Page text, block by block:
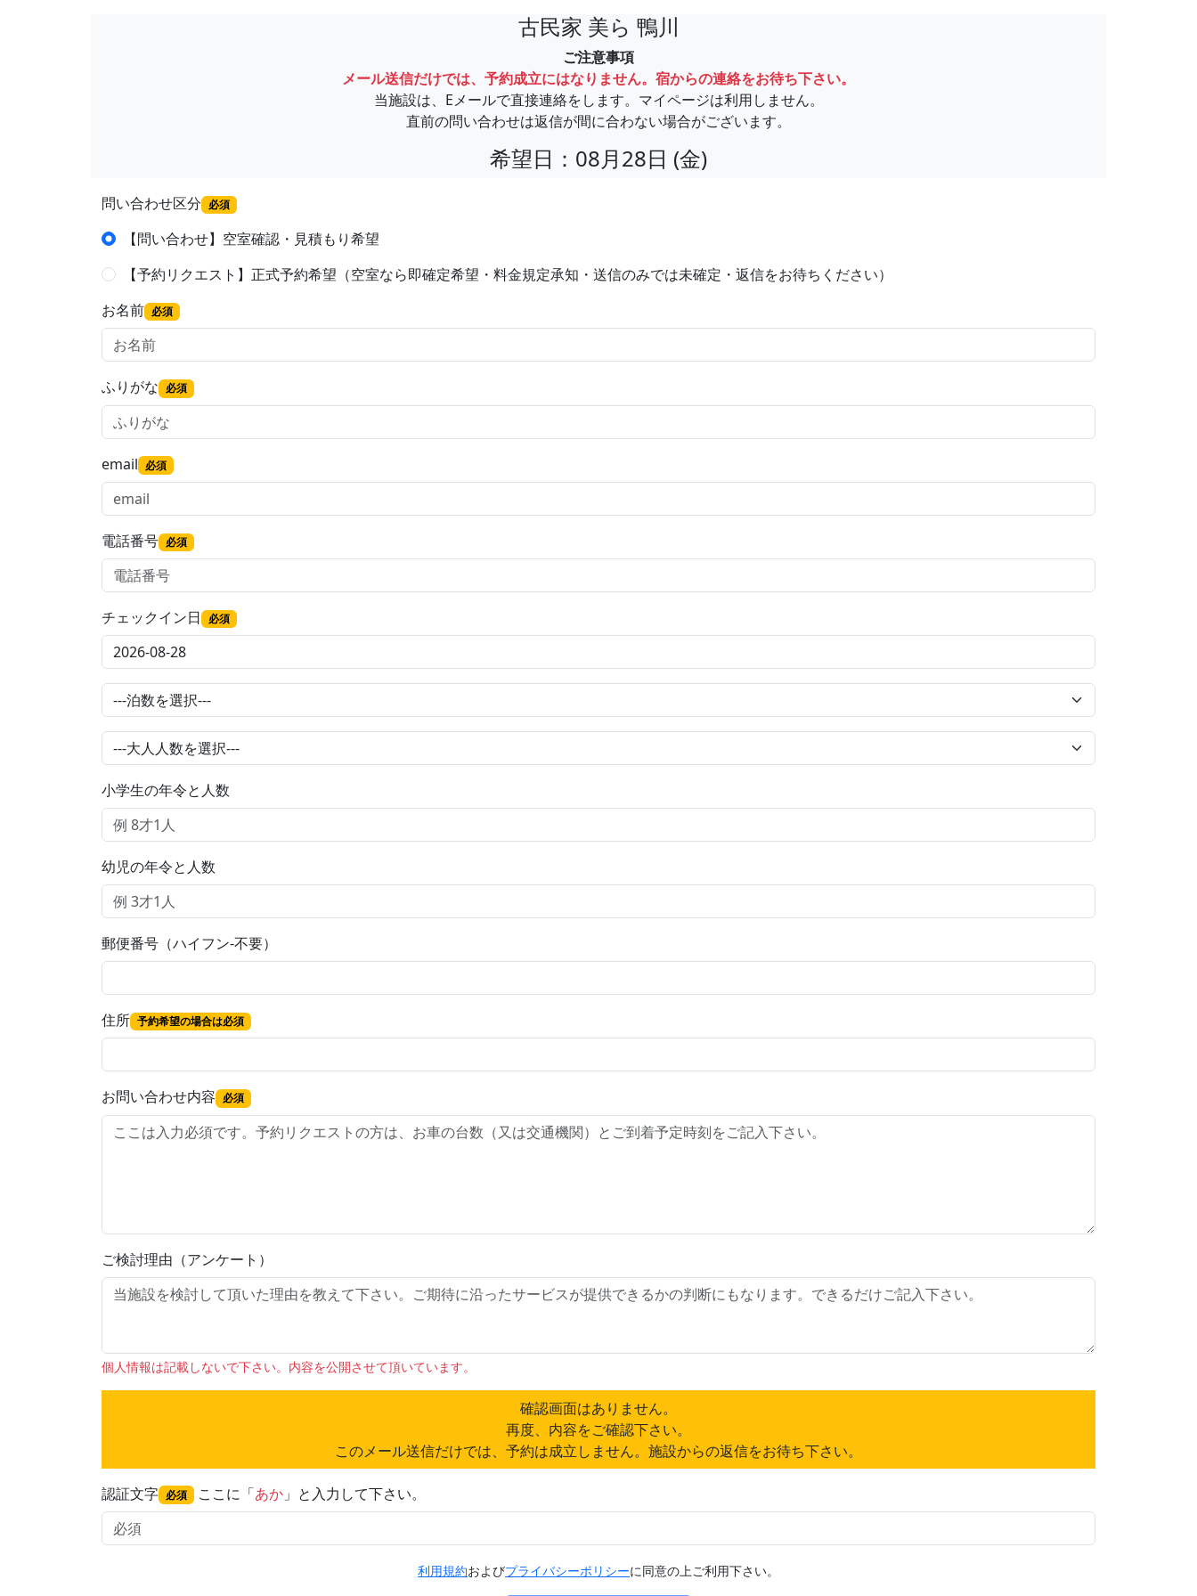
古民家 美ら 鴨川
ご注意事項
メール送信だけでは、予約成立にはなりません。宿からの連絡をお待ち下さい。
当施設は、Eメールで直接連絡をします。マイページは利用しません。
直前の問い合わせは返信が間に合わない場合がございます。
希望日：08月28日 (金)
問い合わせ区分 必須
【問い合わせ】空室確認・見積もり希望
【予約リクエスト】正式予約希望（空室なら即確定希望・料金規定承知・送信のみでは未確定・返信をお待ちください）
お名前 必須
ふりがな 必須
email 必須
電話番号 必須
チェックイン日 必須
小学生の年令と人数
幼児の年令と人数
郵便番号（ハイフン-不要）
住所 予約希望の場合は必須
お問い合わせ内容 必須
ご検討理由（アンケート）
個人情報は記載しないで下さい。内容を公開させて頂いています。
確認画面はありません。
再度、内容をご確認下さい。
このメール送信だけでは、予約は成立しません。施設からの返信をお待ち下さい。
認証文字 必須 ここに「あか」と入力して下さい。
利用規約およびプライバシーポリシーに同意の上ご利用下さい。